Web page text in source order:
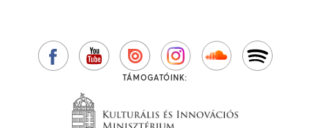
TÁMOGATÓINK: